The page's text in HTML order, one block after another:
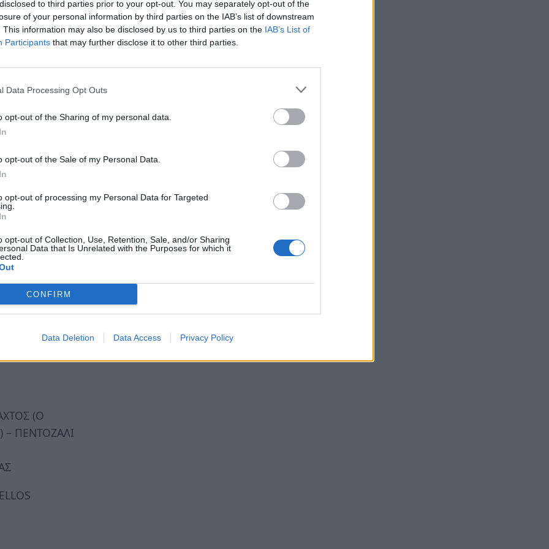
to third parties prior to your opt-out. You may separately opt-out of the
of your personal information by third parties on the IAB’s list of downstream
This information may also be disclosed by us to third parties on the IAB’s List of
Participants that may further disclose it to other third parties.
Data Processing Opt Outs
opt-out of the Sharing of my personal data.
opt-out of the Sale of my Personal Data.
opt-out of processing my Personal Data for Targeted
opt-out of Collection, Use, Retention, Sale, and/or Sharing
Data that Is Unrelated with the Purposes for which it
CONFIRM
Data Deletion Data Access Privacy Policy
σπίτι μέσα στο οποίο ζούμε»
που φωτίζονται τα πράγματα.
τις παρεμβολές κ’ τις αμφιβολίες.
σημαδεύει κι απ’ τα κενά που αφήνουν
θα κυνηγάς τις σκιές ή θα δεχτείς να είσαι
be” σ’ αυτό το μάλλον ναι σ’ αυτό το
καθεστώς. Και στην τελευταία φάση της
όλους εκείνους που είναι οι άλλοι, να
(Ο
– ΠΕΝΤΟΖΑΛΙ